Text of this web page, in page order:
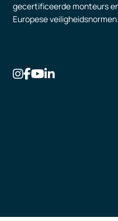
gecertificeerde monteurs
Europese veiligheidsnormen.